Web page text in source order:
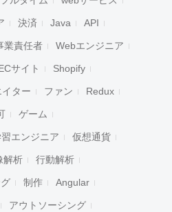
決済 Java API
業責任者 Webエンジニア
サイト Shopify
ター ファン Redux
ゲーム
エンジニア 仮想通貨
解析 行動解析
制作 Angular
アウトソーシング